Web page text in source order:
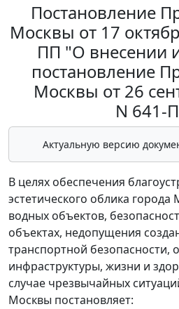
Постановление
Москвы от 17
ПП "О внесении
постановление
Москвы от 26
N 641-
Актуальную версию
В целях обеспечения
эстетического облика
водных объектов,
объектах, недопущения
транспортной безопасности,
инфраструктуры, жизни и
случае чрезвычайных
Москвы постановляет: